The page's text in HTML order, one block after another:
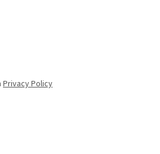
Privacy Policy